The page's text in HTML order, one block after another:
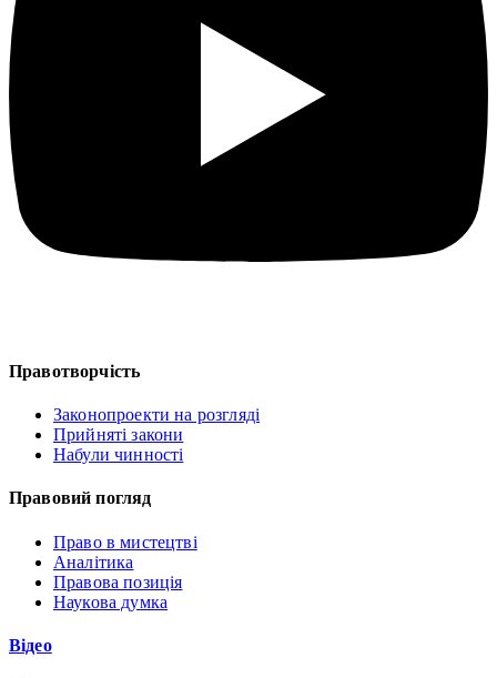
Правотворчість
Законопроекти на розгляді
Прийняті закони
Набули чинності
Правовий погляд
Право в мистецтві
Аналітика
Правова позиція
Наукова думка
Відео